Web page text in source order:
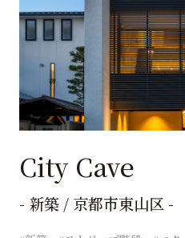
City Cave
- 新築 / 京都市東山区 -